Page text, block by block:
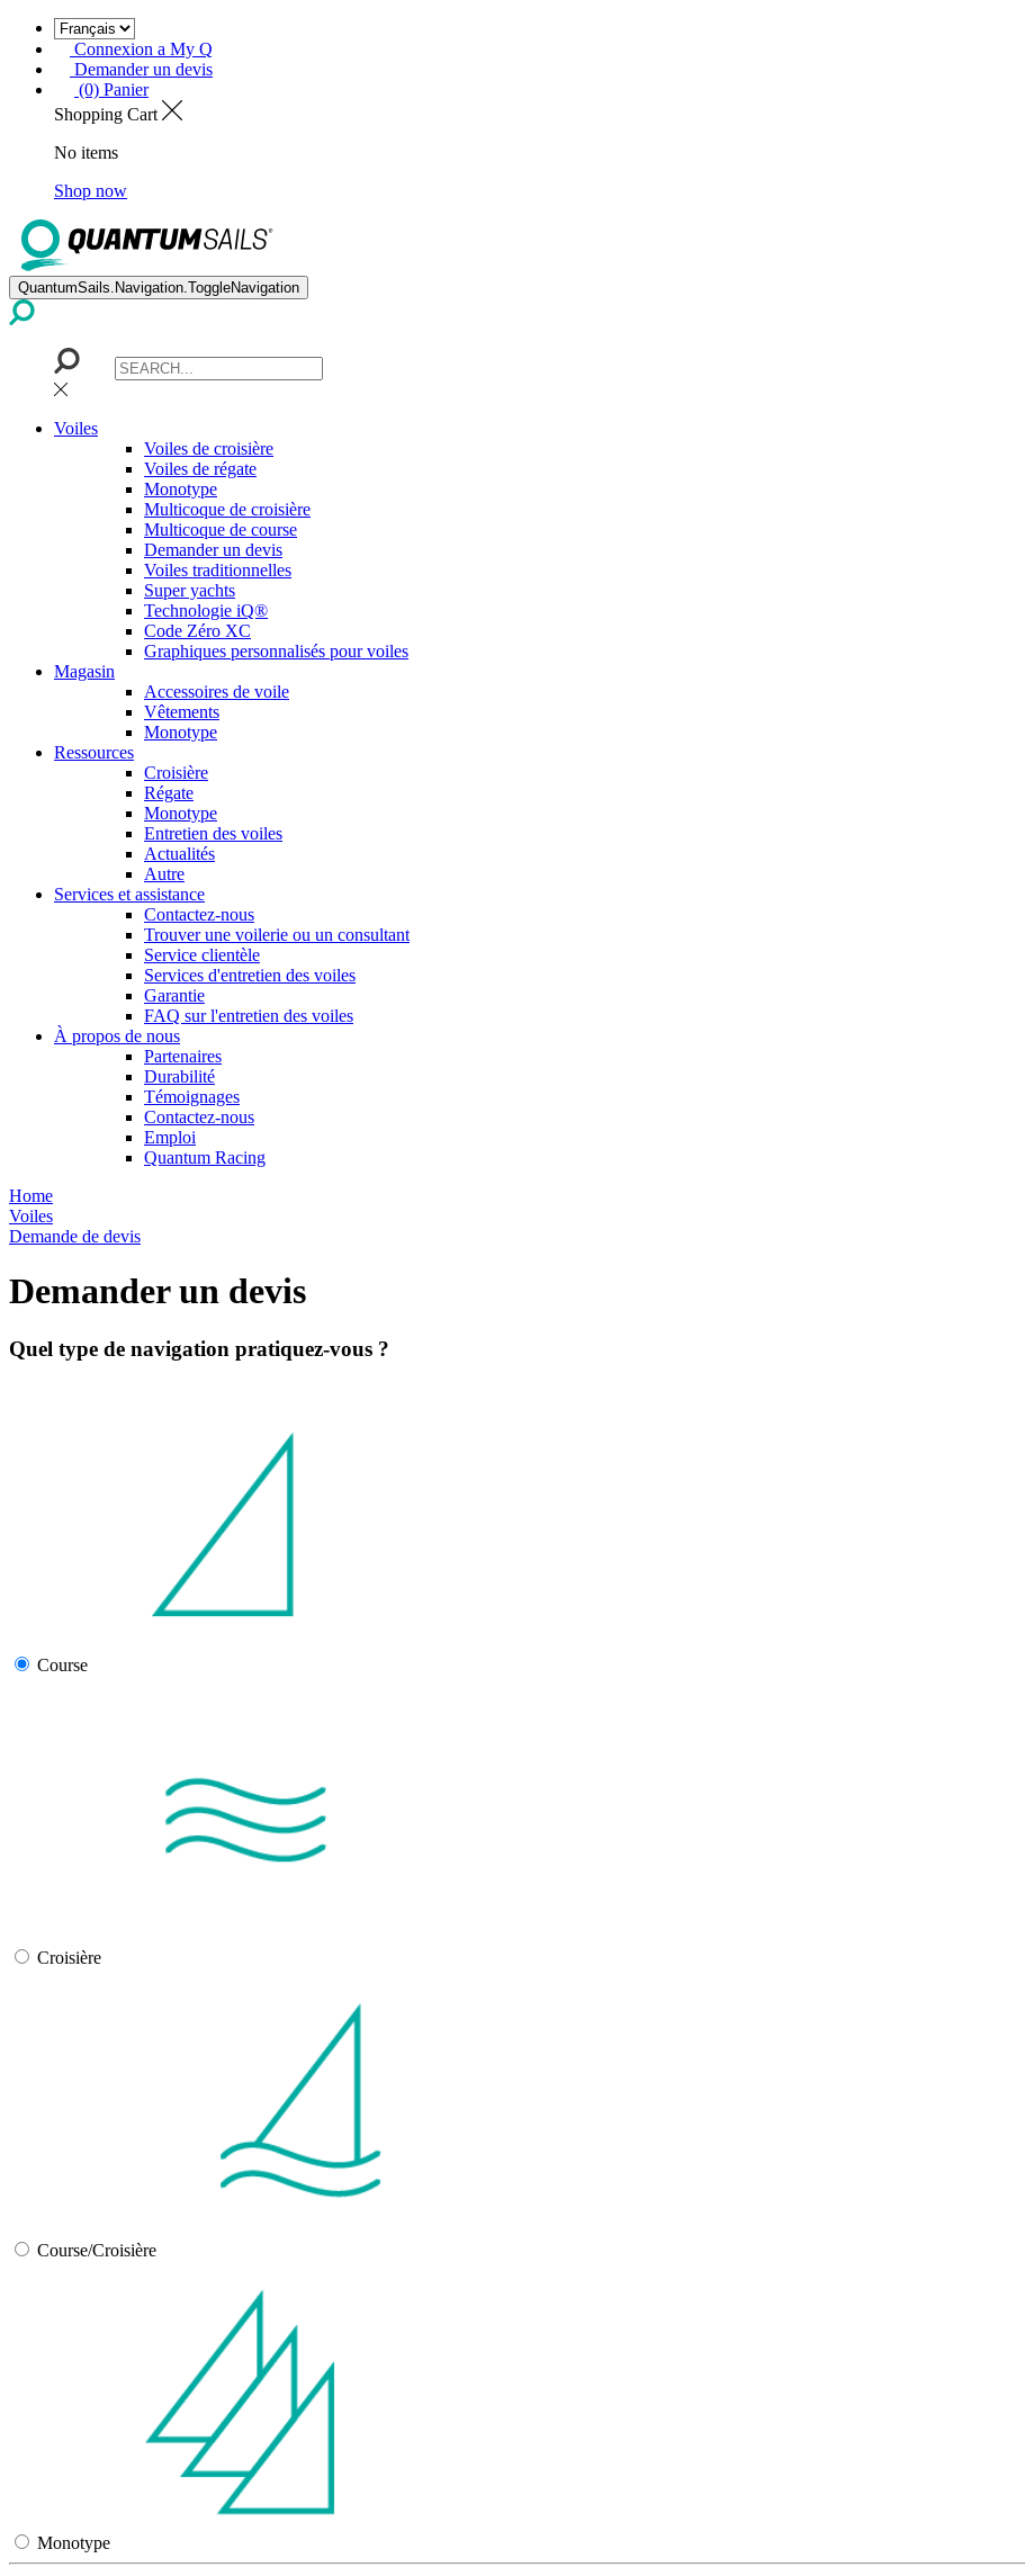
Connexion a My Q
Demander un devis
(0) Panier
Shopping Cart
No items
Shop now
QuantumSails.Navigation.ToggleNavigation
Voiles
Voiles de croisière
Voiles de régate
Monotype
Multicoque de croisière
Multicoque de course
Demander un devis
Voiles traditionnelles
Super yachts
Technologie iQ®
Code Zéro XC
Graphiques personnalisés pour voiles
Magasin
Accessoires de voile
Vêtements
Monotype
Ressources
Croisière
Régate
Monotype
Entretien des voiles
Actualités
Autre
Services et assistance
Contactez-nous
Trouver une voilerie ou un consultant
Service clientèle
Services d'entretien des voiles
Garantie
FAQ sur l'entretien des voiles
À propos de nous
Partenaires
Durabilité
Témoignages
Contactez-nous
Emploi
Quantum Racing
Home
Voiles
Demande de devis
Demander un devis
Quel type de navigation pratiquez-vous ?
Course
Croisière
Course/Croisière
Monotype